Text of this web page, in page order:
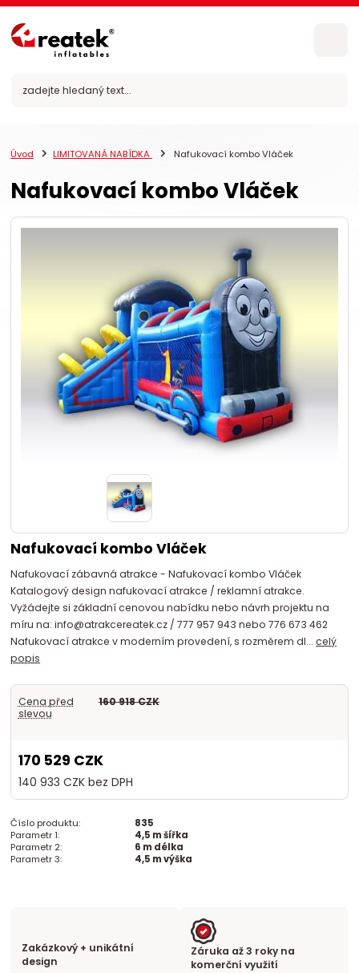
Úvod LIMITOVANÁ NABÍDKA Nafukovací kombo Vláček
Nafukovací kombo Vláček
Nafukovací kombo Vláček
Nafukovací zábavná atrakce - Nafukovací kombo Vláček
Katalogový design nafukovací atrakce / reklamní atrakce.
Vyžádejte si základní cenovou nabídku nebo návrh projektu na
míru na: info@atrakcereatek.cz / 777 957 943 nebo 776 673 462
Nafukovací atrakce v moderním provedení, s rozměrem dl...celý
popis
Cena před
slevou
160 918 CZK
170 529 CZK
140 933 CZK bez DPH
Číslo produktu:
835
Parametr 1:
4,5 m šířka
Parametr 2:
6 m délka
Parametr 3:
4,5 m výška
Zakázkový + unikátní
design
Záruka až 3 roky na
komerční využití